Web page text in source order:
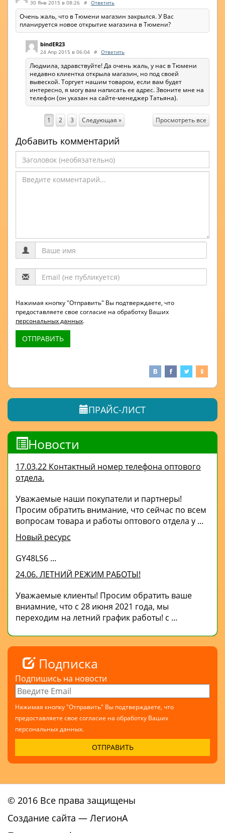
30 Янв 2015 в 08:26 # Ответить
Очень жаль, что в Тюмени магазин закрылся. У Вас
планируется новое открытие магазина в Тюмени?
bindER23
24 Апр 2015 в 06:04 # Ответить
Людмила, здравствуйте! Да очень жаль, у нас в Тюмени
недавно клиентка открыла магазин, но под своей
вывеской. Торгует нашим товаром, если вам будет
интересно, я могу вам написать ее адрес. Звоните мне на
телефон (он указан на сайте-менеджер Татьяна).
Просмотреть все
1 2 3 Следующая »
Добавить комментарий
Нажимая кнопку "Отправить" Вы подтверждаете, что
предоставляете свое согласие на обработку Ваших
персональных данных.
ОТПРАВИТЬ
ПРАЙС-ЛИСТ
Новости
17.03.22 Контактный номер телефона оптового
отдела.
Уважаемые наши покупатели и партнеры!
Просим обратить внимание, что сейчас по всем
вопросам товара и работы оптового отдела у ...
Новый ресурс
GY48LS6 ...
24.06. ЛЕТНИЙ РЕЖИМ РАБОТЫ!
Уважаемые клиенты! Просим обратить ваше
вниамние, что с 28 июня 2021 года, мы
переходим на летний график работы! с ...
Подписка
Подпишись на новости
Нажимая кнопку "Отправить" Вы подтверждаете, что
предоставляете свое согласие на обработку Ваших
персональных данных.
© 2016 Все права защищены
Создание сайта — ЛегионА